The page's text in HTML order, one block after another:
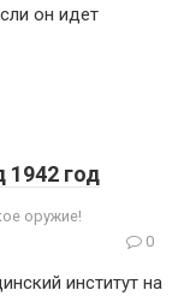
он идет
1942 год
оружие!
0
институт на